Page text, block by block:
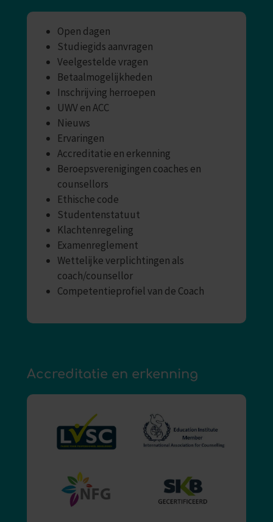
Open dagen
Studiegids aanvragen
Veelgestelde vragen
Betaalmogelijkheden
Inschrijving herroepen
UWV en ACC
Nieuws
Ervaringen
Accreditatie en erkenning
Beroepsverenigingen coaches en
counsellors
Ethische code
Studentenstatuut
Klachtenregeling
Examenreglement
Wettelijke verplichtingen als
coach/counsellor
Competentieprofiel van de Coach
Accreditatie en erkenning